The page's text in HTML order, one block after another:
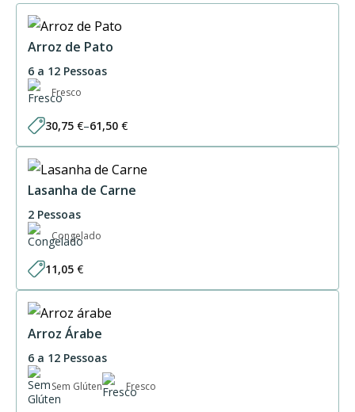
Arroz de Pato
6 a 12 Pessoas
Fresco
30,75 €–61,50 €
Price
range:
through
61,50 €
Lasanha de Carne
2 Pessoas
Congelado
11,05 €
Arroz Árabe
6 a 12 Pessoas
Sem Glúten Fresco